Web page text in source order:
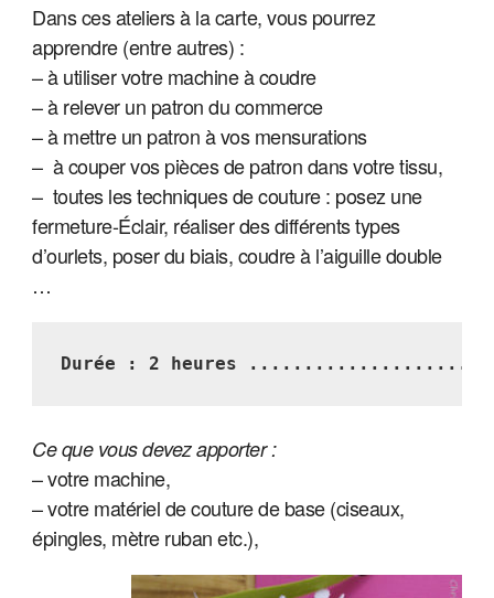
Dans ces ateliers à la carte, vous pourrez
apprendre (entre autres) :
– à utiliser votre machine à coudre
– à relever un patron du commerce
– à mettre un patron à vos mensurations
– à couper vos pièces de patron dans votre tissu,
– toutes les techniques de couture : posez une
fermeture-Éclair, réaliser des différents types
d’ourlets, poser du biais, coudre à l’aiguille double
…
Durée : 2 heures
Ce que vous devez apporter :
– votre machine,
– votre matériel de couture de base (ciseaux,
épingles, mètre ruban etc.),